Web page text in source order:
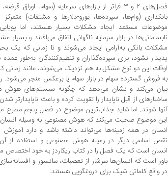
فصل‌های ۲ و ۳ فراتر از بازارهای سرمایه (سهام، اوراق
بانکداری (وام‌ها، سپرده‌ها، یورو-دلارها و مشتقات)
موضوعات مستعد ایجاد مشکلات بسیار هستند، اما
نابسامانی‌ها در بازار سرمایه ناگهانی اتفاق می‌افتند و بسیار
مشکلات بانکی به‌آرامی ایجاد می‌شوند و تا زمانی که یک
پدیدار نشود، برای سپرده‌گذاران و تنظیم‌کنندگان به‌طور
اوقات این دو نوع مشکل به هم نزدیک می‌شوند، مانند زمانی
به فروش گسترده سهام در بازار سهام یا برعکس منجر می‌شود.
بیان می‌کند و نشان می‌دهد که چگونه سیستم‌های
ساختارهای از قبل ناپایدار را تقویت کرده و باعث ناپایدارتر
آنها شوند. اما شاید جذاب‌ترین موضوع در فصل پنجم مطرح
این موضوع صحبت می‌کند که هوش مصنوعی به وسیله
انسان در همه زمینه‌ها می‌تواند داشته باشد و دارد
نقص اساسی دیگر در زمینه هوش مصنوعی و استفاده از
انسان است که یک فصل را در کتاب ریکاردز به خود اختصاص
باور است که انسان‌ها سرشار از تعصبات، سانسور و
در واقع کلماتی شیک برای دروغگویی هستند: